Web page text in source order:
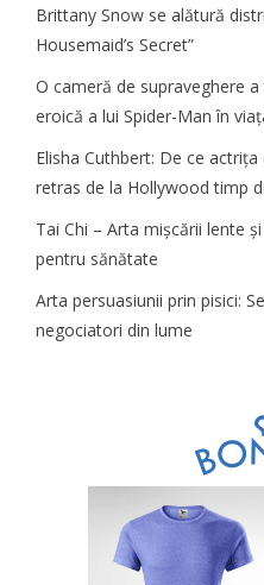
Brittany Snow se alătură
Housemaid’s Secret”
O cameră de supraveghere
eroică a lui Spider-Man în
Elisha Cuthbert: De ce
retras de la Hollywood timp
Tai Chi – Arta mișcării lente
pentru sănătate
Arta persuasiunii prin pisici:
negociatori din lume